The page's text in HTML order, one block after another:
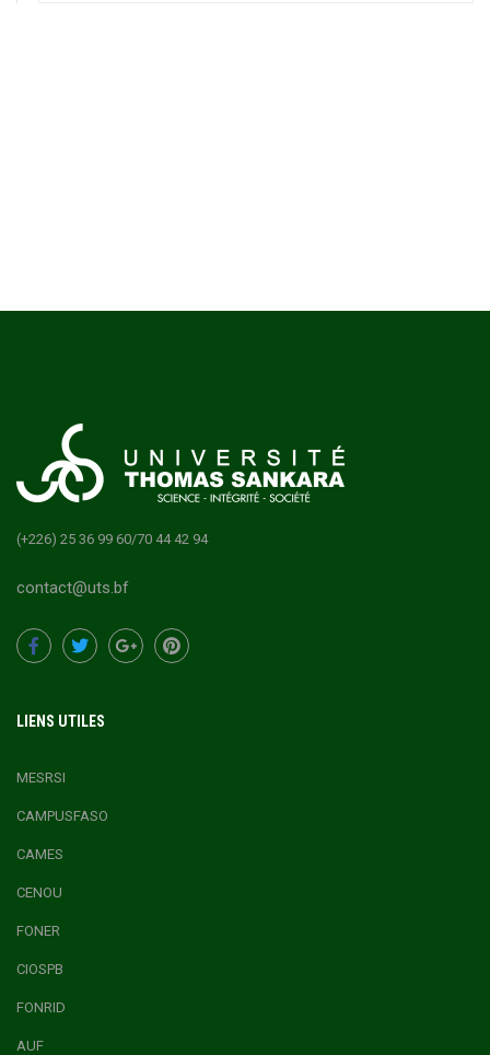
(+226) 25 36 99 60/70 44 42 94
contact@uts.bf
LIENS UTILES
MESRSI
CAMPUSFASO
CAMES
CENOU
FONER
CIOSPB
FONRID
AUF